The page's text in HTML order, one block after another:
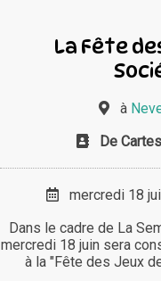
La Fête
à
De
mercredi 18
Dans le cadre de La
mercredi 18 juin sera
à la "Fête des Jeux